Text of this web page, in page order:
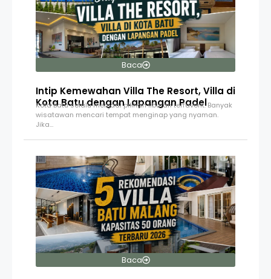
Baca
Intip Kemewahan Villa The Resort, Villa di
Kota Batu dengan Lapangan Padel
Kota Batu selalu menjadi pilihan liburan terfavorit. Banyak
wisatawan mencari tempat menginap yang nyaman.
Jika…
Baca